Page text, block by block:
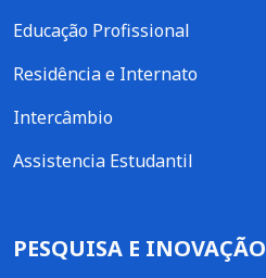
Educação Profissional
Residência e Internato
Intercâmbio
Assistencia Estudantil
PESQUISA E INOVAÇÃO